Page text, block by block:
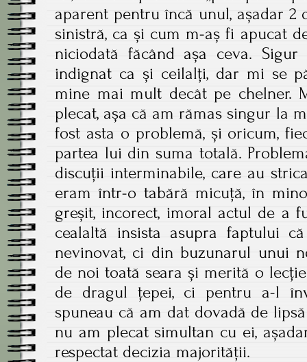
aparent pentru încă unul, așadar 2
sinistră, ca și cum m-aș fi apucat
niciodată făcând așa ceva.
indignat ca și ceilalți, dar mi se
mine mai mult decât pe chelner.
plecat, așa că am rămas singur la
fost asta o problemă, și oricum,
partea lui din suma totală.
discuții interminabile, care au
eram într-o tabără micuță, în
greșit, incorect, imoral actul de a
cealaltă insista asupra faptului
nevinovat, ci din buzunarul unui
de noi toată seara și merită o
de dragul țepei, ci pentru a-l
spuneau că am dat dovadă de
nu am plecat simultan cu ei,
respectat decizia majorității.